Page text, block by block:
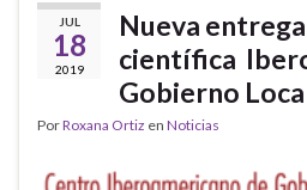
JUL
18
2019
Nueva
científica
Gobierno
PorRoxana Ortiz en Noticias